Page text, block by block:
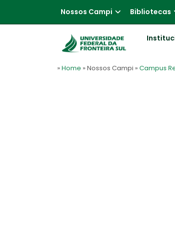
Nossos Campi Bibliotecas
» Home » Nossos Campi » Campus